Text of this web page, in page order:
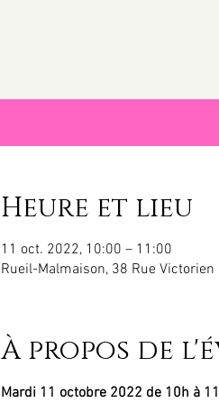
Heure et lieu
11 oct. 2022, 10:00 – 11:00
Rueil-Malmaison, 38 Rue
À propos de
Mardi 11 octobre 2022 de 10h à